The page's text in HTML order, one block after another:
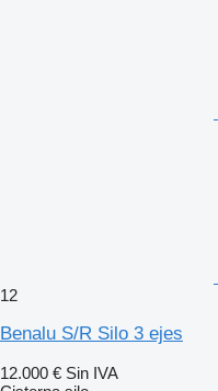
12
Benalu S/R Silo 3 ejes
12.000 € Sin IVA